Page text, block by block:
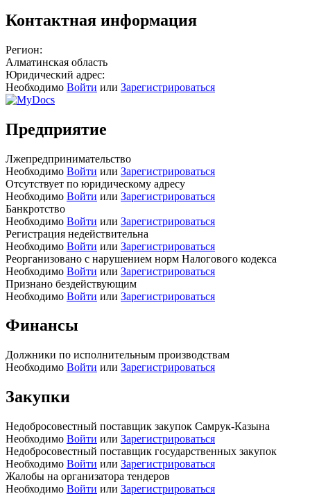
Контактная информация
Регион:
Алматинская область
Юридический адрес:
Необходимо Войти или Зарегистрироваться
Предприятие
Лжепредпринимательство
Необходимо Войти или Зарегистрироваться
Отсутствует по юридическому адресу
Необходимо Войти или Зарегистрироваться
Банкротство
Необходимо Войти или Зарегистрироваться
Регистрация недействительна
Необходимо Войти или Зарегистрироваться
Реорганизовано с нарушением норм Налогового кодекса
Необходимо Войти или Зарегистрироваться
Признано бездействующим
Необходимо Войти или Зарегистрироваться
Финансы
Должники по исполнительным производствам
Необходимо Войти или Зарегистрироваться
Закупки
Недобросовестный поставщик закупок Самрук-Казына
Необходимо Войти или Зарегистрироваться
Недобросовестный поставщик государственных закупок
Необходимо Войти или Зарегистрироваться
Жалобы на организатора тендеров
Необходимо Войти или Зарегистрироваться